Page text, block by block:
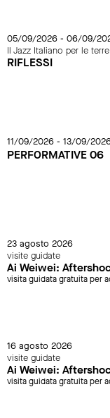
05/09/2026 - 06/09/
Il Jazz Italiano per le
RIFLESSI
11/09/2026 - 13/09/
PERFORMATIVE 06
23 agosto 2026
visite guidate
Ai Weiwei:
visita guidata gratuita per
16 agosto 2026
visite guidate
Ai Weiwei:
visita guidata gratuita per